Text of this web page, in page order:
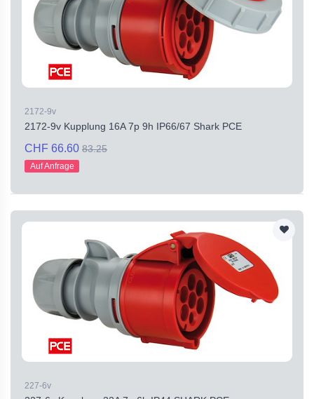
2172-9v
2172-9v Kupplung 16A 7p 9h IP66/67 Shark PCE
CHF 66.60 83.25
Auf Anfrage
227-6v